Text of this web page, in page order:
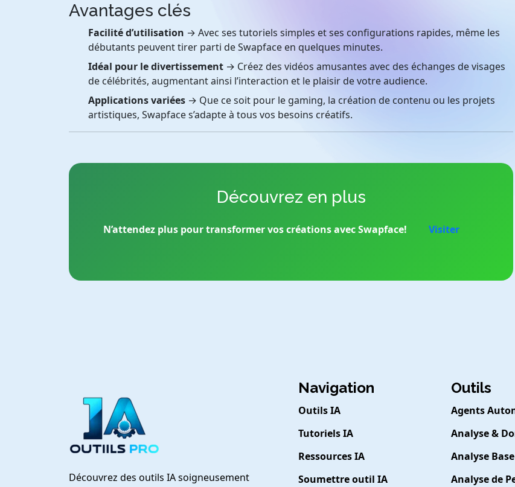
Avantages clés
Facilité d’utilisation → Avec ses tutoriels simples et ses configurations rapides, même les
débutants peuvent tirer parti de Swapface en quelques minutes.
Idéal pour le divertissement → Créez des vidéos amusantes avec des échanges de visages
de célébrités, augmentant ainsi l’interaction et le plaisir de votre audience.
Applications variées → Que ce soit pour le gaming, la création de contenu ou les projets
artistiques, Swapface s’adapte à tous vos besoins créatifs.
Découvrez en plus
N’attendez plus pour transformer vos créations avec Swapface! Visiter
Découvrez des outils IA soigneusement
Navigation
Outils IA
Tutoriels IA
Ressources IA
Soumettre outil IA
Outils
Agents
Analyse &
Analyse
Analyse de